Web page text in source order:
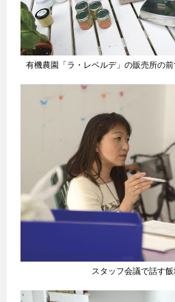
有機農園「ラ・レベルデ」の販売所の
スタッフ会議で話す